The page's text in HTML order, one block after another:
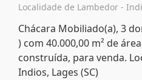
Localidade de Lambedor -
Chácara Mobiliado(a), 3
) com 40.000,00 m² de
construída, para venda.
Indios, Lages (SC)